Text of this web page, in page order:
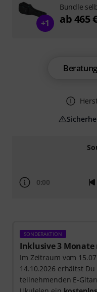
0:00
SONDERAKTION
Inklusive 3
Im Zeitraum vom
14.10.2026 erhältst
teilnehmenden E-
Beratung
+1
Bundle
ab 465